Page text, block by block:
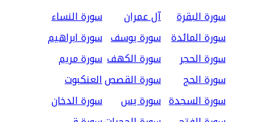
سورة البقرة
آل عمران
سورة النساء
سورة المائدة سورة يوسف سورة ابراهيم
سورة الحجر
سورة الكهف سورة مريم
سورة الحج
سورة القصصالعنكبوت
سورة السجدة سورة يس
سورة الدخان